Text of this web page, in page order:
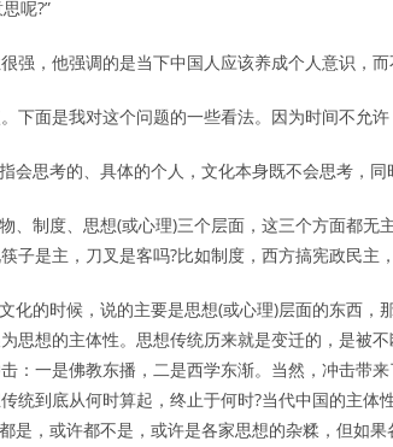
呢?”
，他强调的是当下中国人应该养成个人意识，而
面是我对这个问题的一些看法。因为时间不允许
会思考的、具体的个人，文化本身既不会思考，
、制度、思想(或心理)三个层面，这三个方面都无
子是主，刀叉是客吗?比如制度，西方搞宪政民主
化的时候，说的主要是思想(或心理)层面的东西，
思想的主体性。思想传统历来就是变迁的，是被
：一是佛教东播，二是西学东渐。当然，冲击带
统到底从何时算起，终止于何时?当代中国的主体
是，或许都不是，或许是各家思想的杂糅，但如